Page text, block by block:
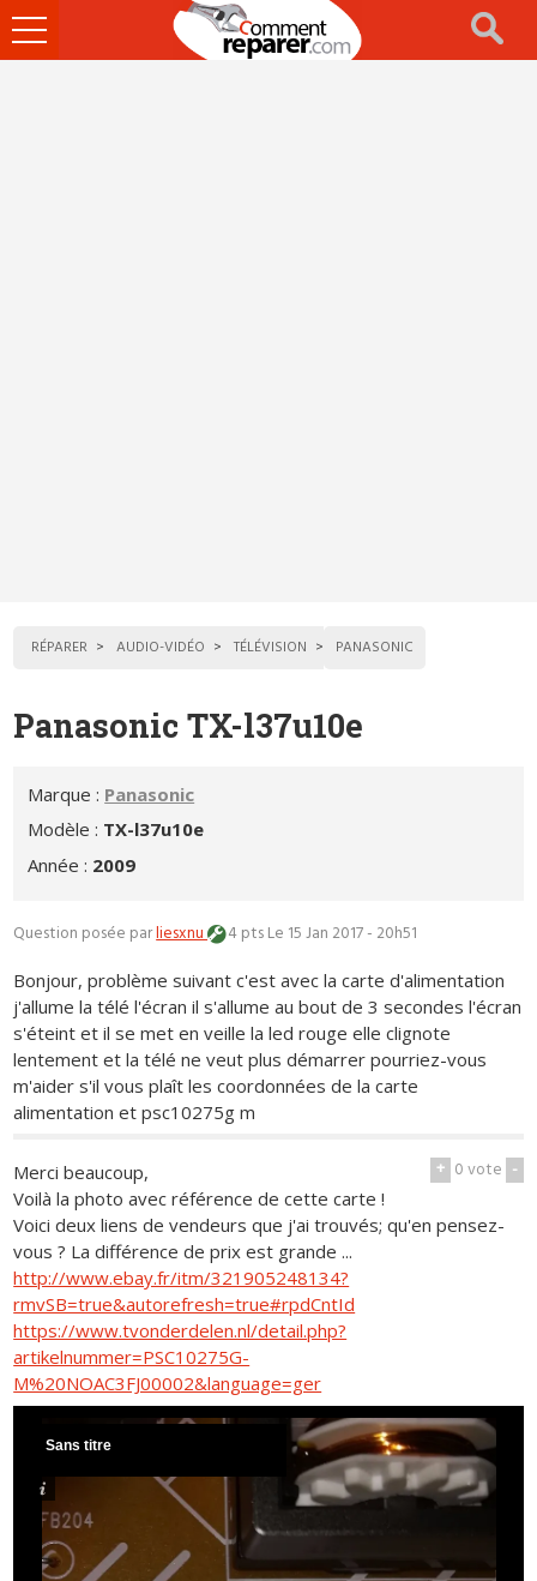
Ouvrir
le
RÉPARER AUDIO-VIDÉO TÉLÉVISION PANASONIC
Panasonic TX-l37u10e
Marque : Panasonic
Modèle : TX-l37u10e
Année : 2009
Question posée parliesxnu 4 ptsLe 15 Jan 2017 - 20h51
Bonjour, problème suivant c'est avec la carte d'alimentation
j'allume la télé l'écran il s'allume au bout de 3 secondes l'écran
s'éteint et il se met en veille la led rouge elle clignote
lentement et la télé ne veut plus démarrer pourriez-vous
m'aider s'il vous plaît les coordonnées de la carte
alimentation et psc10275g m
+ 0vote -
Merci beaucoup,
Voilà la photo avec référence de cette carte !
Voici deux liens de vendeurs que j'ai trouvés; qu'en pensez-
vous ? La différence de prix est grande ...
http://www.ebay.fr/itm/321905248134?
rmvSB=true&autorefresh=true#rpdCntId
https://www.tvonderdelen.nl/detail.php?
artikelnummer=PSC10275G-
M%20NOAC3FJ00002&language=ger
Sans titre